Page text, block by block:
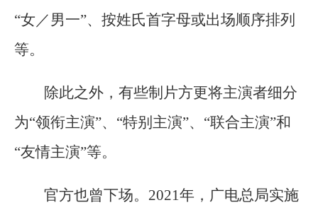
“女／男一”、按姓氏首字母或出场顺序排列
等。
除此之外，有些制片方更将主演者细分
为“领衔主演”、“特别主演”、“联合主演”和
“友情主演”等。
官方也曾下场。2021年，广电总局实施